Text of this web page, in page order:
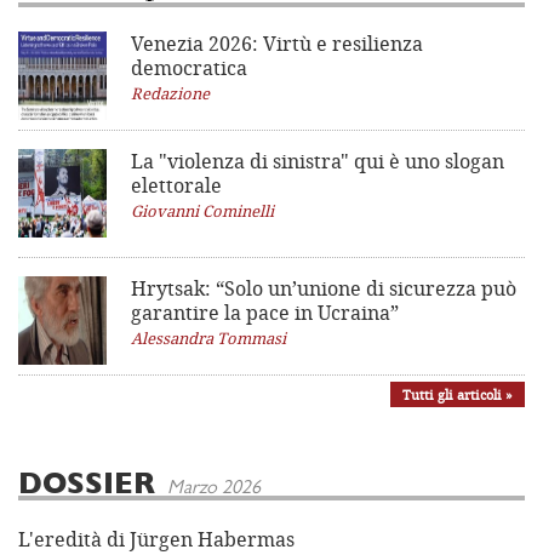
Venezia 2026: Virtù e resilienza
democratica
Redazione
La "violenza di sinistra" qui è uno slogan
elettorale
Giovanni Cominelli
Hrytsak: “Solo un’unione di sicurezza può
garantire la pace in Ucraina”
Alessandra Tommasi
Tutti gli articoli »
DOSSIER Marzo 2026
L'eredità di Jürgen Habermas